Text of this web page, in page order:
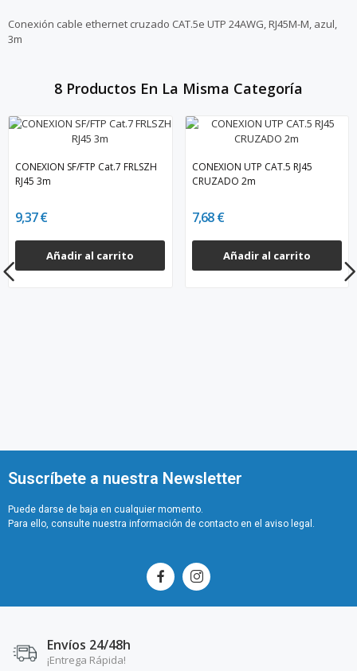
Conexión cable ethernet cruzado CAT.5e UTP 24AWG, RJ45M-M, azul,
3m
8 Productos En La Misma Categoría
CONEXION SF/FTP Cat.7 FRLSZH
RJ45 3m
9,37 €
Añadir al carrito
CONEXION UTP CAT.5 RJ45
CRUZADO 2m
7,68 €
Añadir al carrito
Suscríbete a nuestra Newsletter
Puede darse de baja en cualquier momento.
Para ello, consulte nuestra información de contacto en el aviso legal.
Envíos 24/48h
¡Entrega Rápida!